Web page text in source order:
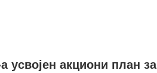
усвојен акциони план